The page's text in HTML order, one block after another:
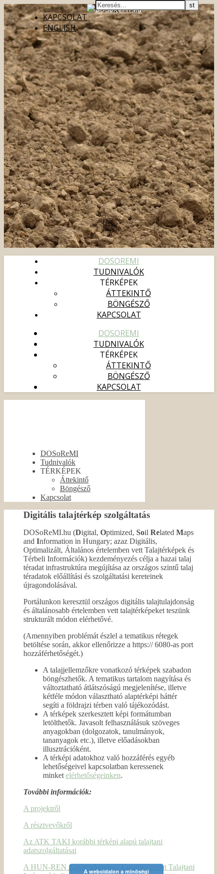
KAPCSOLAT
ENGLISH
DOSOREMI
TUDNIVALÓK
TÉRKÉPEK
ÁTTEKINTŐ
BÖNGÉSZŐ
KAPCSOLAT
DOSOREMI
TUDNIVALÓK
TÉRKÉPEK
ÁTTEKINTŐ
BÖNGÉSZŐ
KAPCSOLAT
DOSoReMI
Tudnivalók
TÉRKÉPEK
Áttekintő
Böngésző
Kapcsolat
Digitális talajtérkép szolgáltatás
DOSoReMI.hu (Digital, Optimized, Soil Related Maps
and Information in Hungary; azaz Digitális,
Optimalizált, Általános értelemben vett Talajtérképek és
Térbeli Információk) kezdeményezés célja a hazai talaj
téradat infrastruktúra megújítása az országos szintű talaj
téradatok előállítási és szolgáltatási kereteinek
újragondolásával.
Portálunkon keresztül országos digitális talajtulajdonság
és általánosabb értelemben vett talajtérképeket teszünk
strukturált módon elérhetővé.
(Amennyiben problémát észlel a tematikus rétegek
betöltése során, akkor ellenőrizze a https:// 6080-as port
hozzáférhetőségét.)
A talajjellemzőkre vonatkozó térképek szabadon
böngészhetők. A tematikus tartalom nagyítása és
változtatható átlátszóságú megjelenítése, illetve
kétféle módon választható alaptérképi háttér
segíti a földrajzi térben való tájékozódást.
A térképek szerkesztett képi formátumban
letölthetők. Javasolt felhasználásuk szöveges
anyagokban (dolgozatok, tanulmányok,
tananyagok etc.), illetve előadásokban
illusztrációként.
A térképi adatokhoz való hozzáférés egyéb
lehetőségeivel kapcsolatban keressenek
minket elérhetőségeinken.
További információk:
A projektről
A résztvevőkről
Az ATK TAKI korábbi térképi alapú talajtani
adatszolgáltatásai
A HUN-REN Agrártudományi Kutatóközpont Talajtani
A weboldalon a minőségi